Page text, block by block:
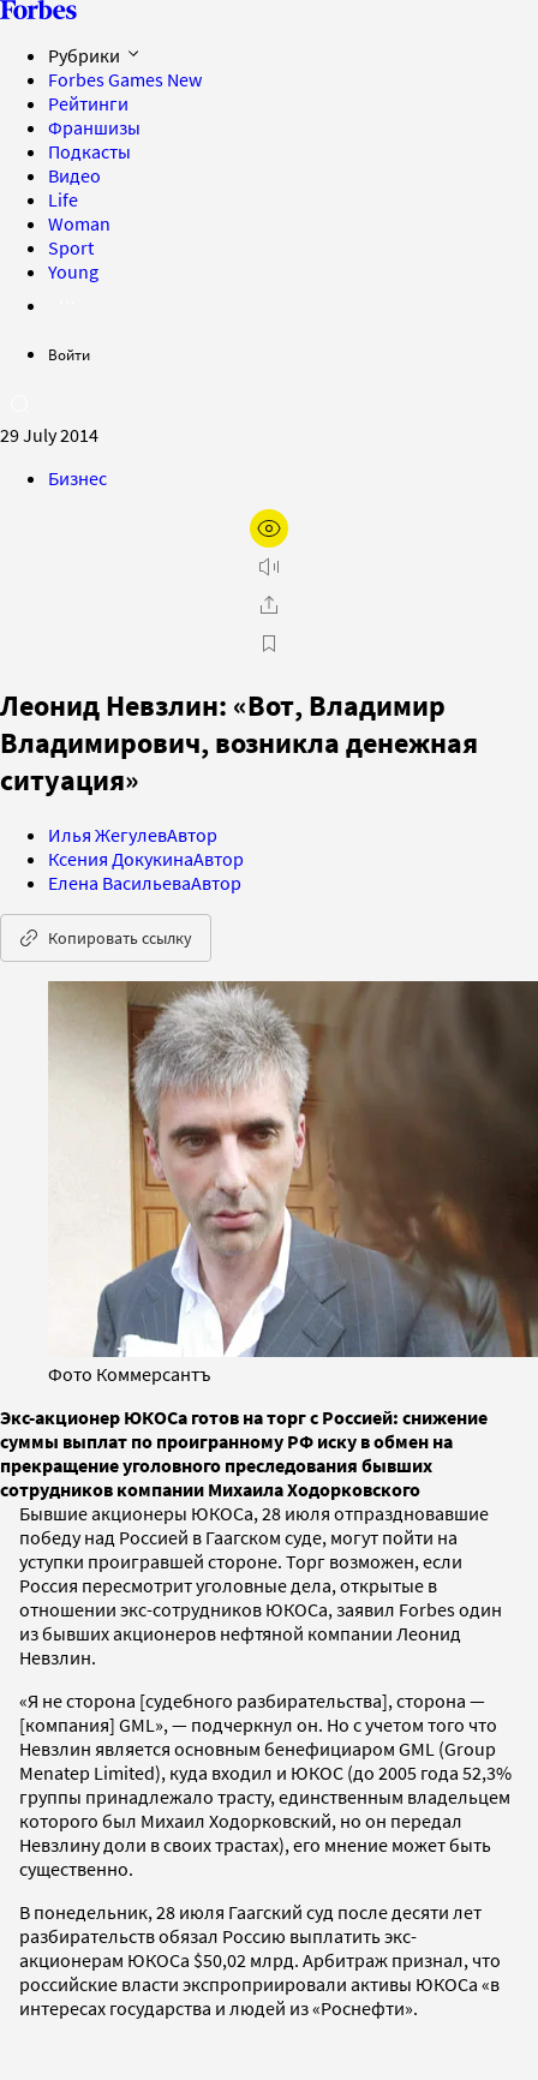
Рубрики
Forbes Games New
Рейтинги
Франшизы
Подкасты
Видео
Life
Woman
Sport
Young
Войти
29 July 2014
Бизнес
Леонид Невзлин: «Вот, Владимир
Владимирович, возникла денежная
ситуация»
Илья ЖегулевАвтор
Ксения ДокукинаАвтор
Елена ВасильеваАвтор
Копировать ссылку
Фото Коммерсантъ
Экс-акционер ЮКОСа готов на торг с Россией: снижение
суммы выплат по проигранному РФ иску в обмен на
прекращение уголовного преследования бывших
сотрудников компании Михаила Ходорковского
Бывшие акционеры ЮКОСа, 28 июля отпраздновавшие
победу над Россией в Гаагском суде, могут пойти на
уступки проигравшей стороне. Торг возможен, если
Россия пересмотрит уголовные дела, открытые в
отношении экс-сотрудников ЮКОСа, заявил Forbes один
из бывших акционеров нефтяной компании Леонид
Невзлин.
«Я не сторона [судебного разбирательства], сторона —
[компания] GML», — подчеркнул он. Но с учетом того что
Невзлин является основным бенефициаром GML (Group
Menatep Limited), куда входил и ЮКОС (до 2005 года 52,3%
группы принадлежало трасту, единственным владельцем
которого был Михаил Ходорковский, но он передал
Невзлину доли в своих трастах), его мнение может быть
существенно.
В понедельник, 28 июля Гаагский суд после десяти лет
разбирательств обязал Россию выплатить экс-
акционерам ЮКОСа $50,02 млрд. Арбитраж признал, что
российские власти экспроприировали активы ЮКОСа «в
интересах государства и людей из «Роснефти».